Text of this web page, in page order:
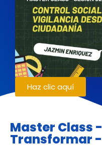
Haz clic aquí
Master Class
Transformar -